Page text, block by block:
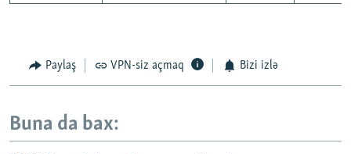
Paylaş VPN-siz açmaq Bizi izlə
Buna da bax: